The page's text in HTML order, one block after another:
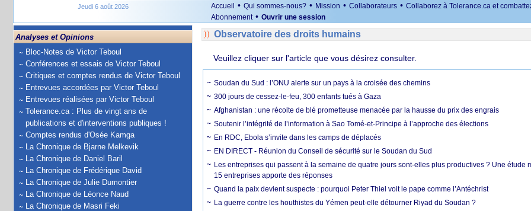
Jeudi 6 août 2026 Accueil • Qui sommes-nous? • Mission • Collaborateurs • Collaborez à Tolerance.ca et
Abonnement • Ouvrir une session
Analyses et Opinions
Bloc-Notes de Victor Teboul
Conférences et essais de Victor Teboul
Critiques et comptes rendus de Victor Teboul
Entrevues accordées par Victor Teboul
Entrevues réalisées par Victor Teboul
Tolerance.ca : Plus de vingt ans de
publications et d'interventions publiques !
Comptes rendus d'Osée Kamga
La Chronique de Bjarne Melkevik
La Chronique de Daniel Baril
La Chronique de Frédérique David
La Chronique de Julie Dumontier
La Chronique de Léonce Naud
La Chronique de Masri Feki
Observatoire des droits humains
Veuillez cliquer sur l'article que vous désirez consulter.
Soudan du Sud : l’ONU alerte sur un pays à la croisée des chemins
300 jours de cessez-le-feu, 300 enfants tués à Gaza
Afghanistan : une récolte de blé prometteuse menacée par la hausse du prix des engrais
Soutenir l’intégrité de l’information à Sao Tomé-et-Principe à l’approche des élections
En RDC, Ebola s’invite dans les camps de déplacés
EN DIRECT - Réunion du Conseil de sécurité sur le Soudan du Sud
Les entreprises qui passent à la semaine de quatre jours sont-elles plus productives ? Une étude
15 entreprises apporte des réponses
Quand la paix devient suspecte : pourquoi Peter Thiel voit le pape comme l’Antéchrist
La guerre contre les houthistes du Yémen peut-elle détourner Riyad du Soudan ?